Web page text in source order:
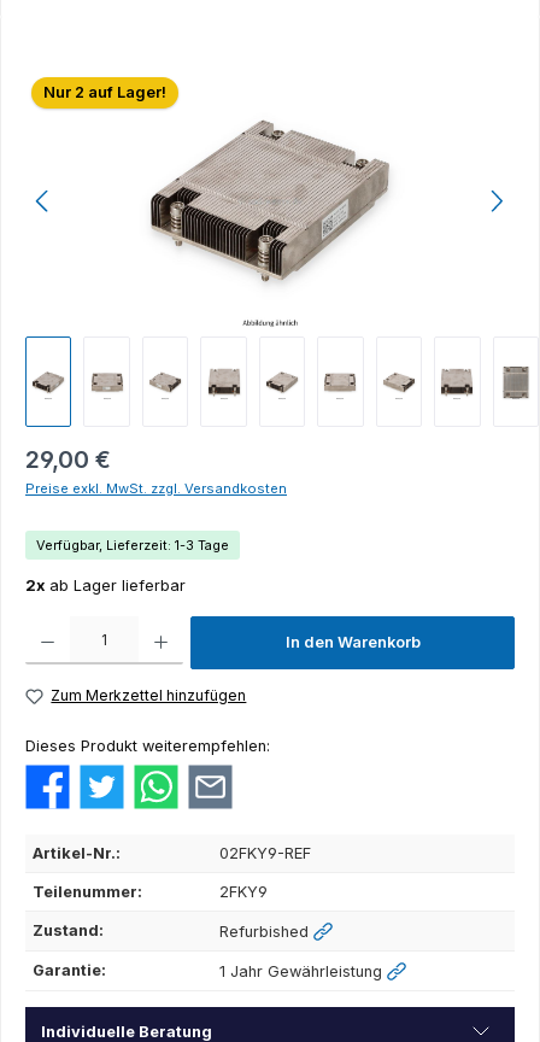
Bildergalerie überspringen
Nur 2 auf Lager!
29,00 €
Preise exkl. MwSt. zzgl. Versandkosten
Verfügbar, Lieferzeit: 1-3 Tage
2x ab Lager lieferbar
In den Warenkorb
Zum Merkzettel hinzufügen
Dieses Produkt weiterempfehlen:
Artikel-Nr.: 02FKY9-REF
Teilenummer: 2FKY9
Zustand: Refurbished
Garantie: 1 Jahr Gewährleistung
Individuelle Beratung